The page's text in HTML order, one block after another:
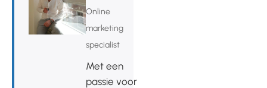
Online
marketing
specialist
Met een
passie voor